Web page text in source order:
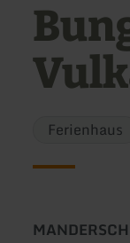
Ferienhaus
M